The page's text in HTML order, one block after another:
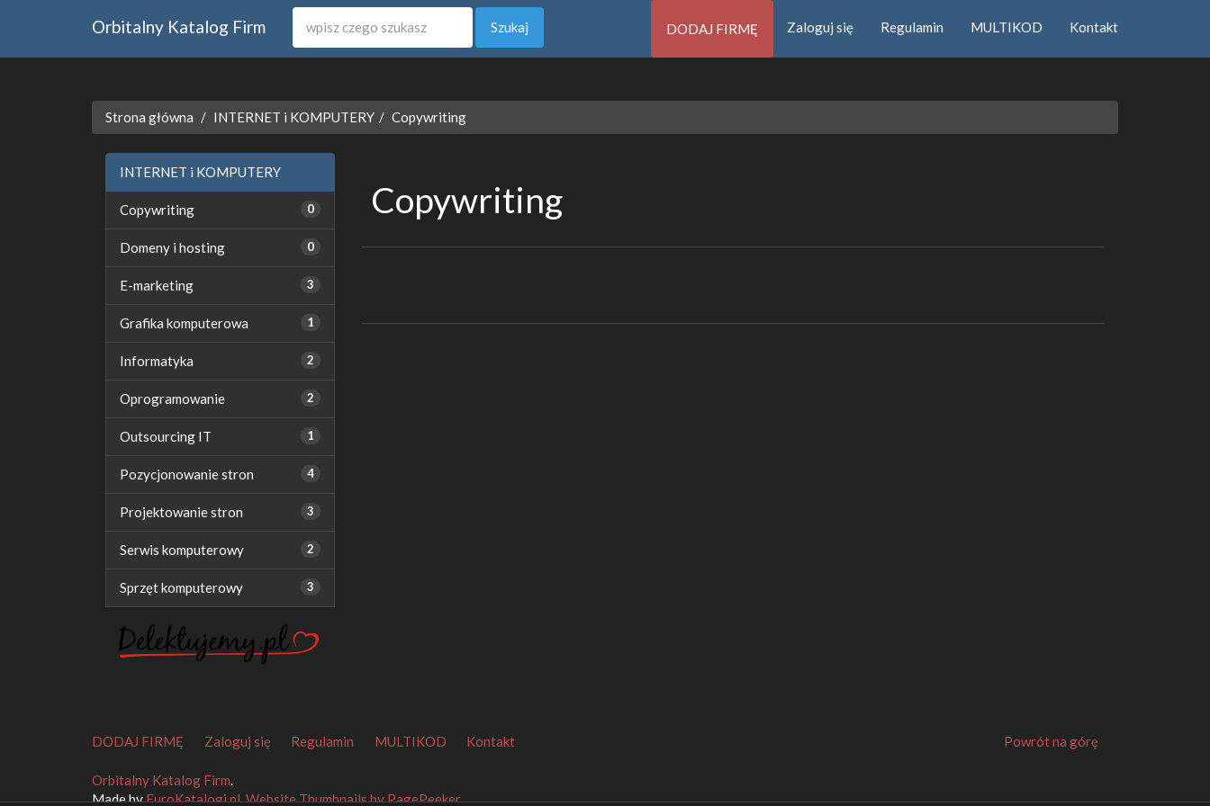
Orbitalny Katalog Firm Szukaj DODAJ FIRMĘ Zaloguj się Regulamin MULTIKOD Kontakt
Strona główna INTERNET i KOMPUTERY Copywriting
INTERNET i KOMPUTERY
0
Copywriting
0
Domeny i hosting
3
E-marketing
1
Grafika komputerowa
2
Informatyka
2
Oprogramowanie
1
Outsourcing IT
4
Pozycjonowanie stron
3
Projektowanie stron
2
Serwis komputerowy
3
Sprzęt komputerowy
Copywriting
Powrót na górę
DODAJ FIRMĘ Zaloguj się Regulamin MULTIKOD Kontakt
Orbitalny Katalog Firm.
Made byEuroKatalogi.pl.Website Thumbnails by PagePeeker.